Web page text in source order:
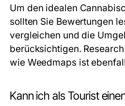
Um den idealen
sollten Sie Bewertungen
vergleichen und die
berücksichtigen.
wie Weedmaps ist
Kann ich als Tourist